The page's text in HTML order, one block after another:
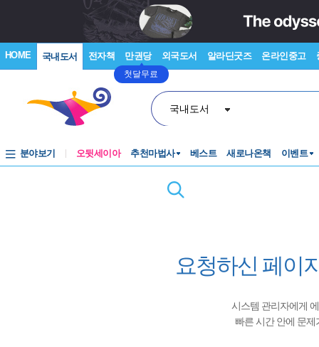
HOME 국내도서 전자책 만권당
첫달무료
외국도서 알라딘굿즈 온라인중고
국내도서
분야보기 오뒷세이아 추천마법사 베스트 새로나온책 이벤트
요청하신 페이
시스템 관리자에게
빠른 시간 안에 문